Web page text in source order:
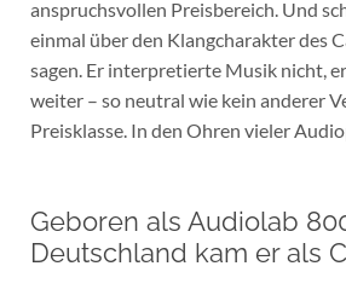
anspruchsvollen Preisbereich. Und
einmal über den Klangcharakter des
sagen. Er interpretierte Musik nicht,
weiter – so neutral wie kein anderer
Preisklasse. In den Ohren vieler
Geboren als Audiolab
Deutschland kam er als